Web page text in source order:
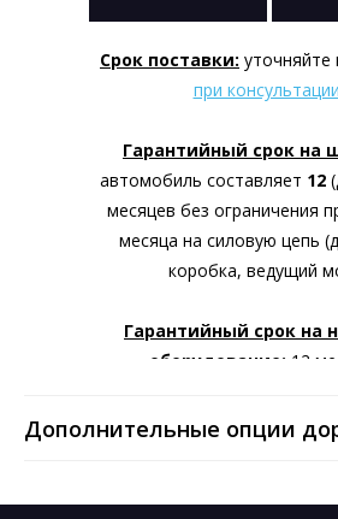
Срок поставки: уточняйте
при
Гарантийный срок на
автомобиль составляет 12
месяцев без ограничения
месяца на силовую цепь
коробка, ведущий
Гарантийный срок на
оборудование: 12
Порядок оплаты:более
Дополнительные опции